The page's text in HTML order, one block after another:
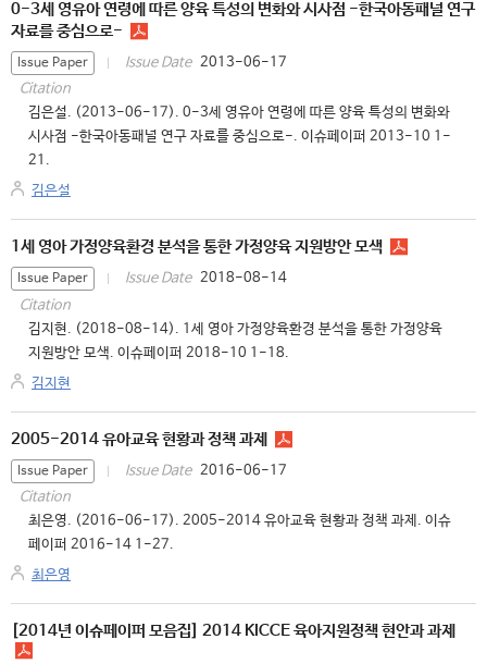
0-3세 영유아 연령에 따른 양육 특성의 변화와 시사점 -한국아동패널 연구
자료를 중심으로-
Issue Paper Issue Date 2013-06-17
Citation
김은설. (2013-06-17). 0-3세 영유아 연령에 따른 양육 특성의 변화와
시사점 -한국아동패널 연구 자료를 중심으로-. 이슈페이퍼 2013-10 1-
21.
김은설
1세 영아 가정양육환경 분석을 통한 가정양육 지원방안 모색
Issue Paper Issue Date 2018-08-14
Citation
김지현. (2018-08-14). 1세 영아 가정양육환경 분석을 통한 가정양육
지원방안 모색. 이슈페이퍼 2018-10 1-18.
김지현
2005-2014 유아교육 현황과 정책 과제
Issue Paper Issue Date 2016-06-17
Citation
최은영. (2016-06-17). 2005-2014 유아교육 현황과 정책 과제. 이슈
페이퍼 2016-14 1-27.
최은영
[2014년 이슈페이퍼 모음집] 2014 KICCE 육아지원정책 현안과 과제